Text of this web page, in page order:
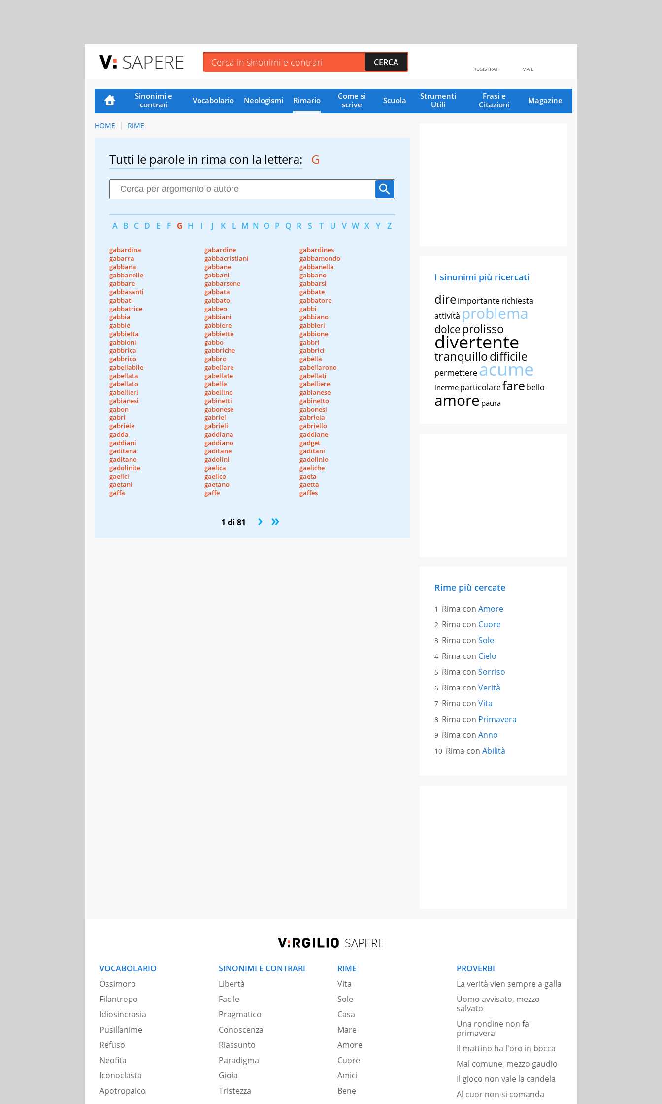
SAPERE MAIL
REGISTRATI
Sinonimi e
contrari
Vocabolario Neologismi Rimario
Come si
scrive
Scuola
Strumenti
Utili
Frasi e
Citazioni
Magazine
HOME RIME
Tutti le parole in rima con la lettera: G
A B C D E F G H I J K L M N O P Q R S T U V W X Y Z
gabardina gabardine
gabardines
gabarra
gabbacristiani
gabbamondo
gabbana
gabbane
gabbanella
gabbanelle
gabbani
gabbano
gabbare
gabbarsene
gabbarsi
gabbasanti
gabbata
gabbate
gabbati
gabbato
gabbatore
gabbatrice
gabbeo
gabbi
gabbia
gabbiani
gabbiano
gabbie
gabbiere
gabbieri
gabbietta
gabbiette
gabbione
gabbioni
gabbo
gabbri
gabbrica
gabbriche
gabbrici
gabbrico
gabbro
gabella
gabellabile
gabellare
gabellarono
gabellata
gabellate
gabellati
gabellato
gabelle
gabelliere
gabellieri
gabellino
gabianese
gabianesi
gabinetti
gabinetto
gabon
gabonese
gabonesi
gabri
gabriel
gabriela
gabriele
gabrieli
gabriello
gadda
gaddiana
gaddiane
gaddiani
gaddiano
gadget
gaditana
gaditane
gaditani
gaditano
gadolini
gadolinio
gadolinite
gaelica
gaeliche
gaelici
gaelico
gaeta
gaetani
gaetano
gaetta
gaffa
gaffe gaffes
1 di 81 › »
I sinonimi più ricercati
direimportanterichiesta
attività problema
dolce prolisso
divertente
tranquillodifficile
permettereacume
inerme particolarefare bello
amore paura
Rime più cercate
Rima con Amore
Rima con Cuore
Rima con Sole
Rima con Cielo
Rima con Sorriso
Rima con Verità
Rima con Vita
Rima con Primavera
Rima con Anno
Rima con Abilità
SAPERE
VOCABOLARIO
Ossimoro
Filantropo
Idiosincrasia
Pusillanime
Refuso
Neofita
Iconoclasta
Apotropaico
SINONIMI E CONTRARI
Libertà
Facile
Pragmatico
Conoscenza
Riassunto
Paradigma
Gioia
Tristezza
RIME
Vita
Sole
Casa
Mare
Amore
Cuore
Amici
Bene
PROVERBI
La verità vien sempre a galla
Uomo avvisato, mezzo
salvato
Una rondine non fa
primavera
Il mattino ha l'oro in bocca
Mal comune, mezzo gaudio
Il gioco non vale la candela
Al cuor non si comanda